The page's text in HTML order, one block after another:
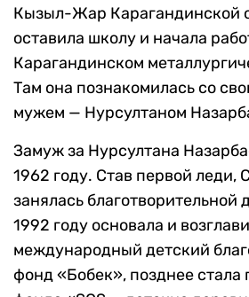
Кызыл-Жар Карагандинской
оставила школу и начала
Карагандинском
Там она познакомилась со
мужем — Нурсултаном
Замуж за Нурсултана
1962 году. Став первой леди,
занялась благотворительной
1992 году основала и
международный детский
фонд «Бобек», позднее стала